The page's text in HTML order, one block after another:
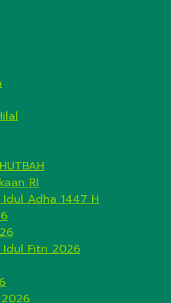
RI
Adha 1447 H
Fitri 2026
2026